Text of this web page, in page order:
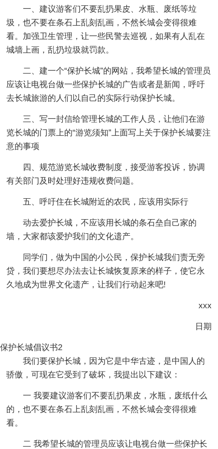
一、建议游客们不要乱扔果皮、水瓶、废纸等垃
圾，也不要在条石上乱刻乱画，不然长城会变得很难
看。加强卫生管理，让一些民警去巡视，如果有人乱在
城墙上画，乱扔垃圾就罚款。
二、建一个“保护长城”的网站，我希望长城的管理员
应该让电视台做一些保护长城的广告或者是新闻，呼吁
去长城旅游的人们以自己的实际行动保护长城。
三、写一封信给管理长城的工作人员，让他们在游
览长城的门票上的“游览须知”上面写上关于保护长城要注
意的事项
四、规范游览长城收费制度，接受游客投诉，协调
有关部门及时处理好违规收费问题。
五、呼吁住在长城附近的农民，应该用实际行
动去爱护长城，不应该用长城的条石垒自己家的
墙，大家都该爱护我们的文化遗产。
同学们，做为中国的小公民，保护长城我们责无旁
贷，我们要想尽办法去让长城恢复原来的样子，使它永
久地成为世界文化遗产，让我们行动起来吧!
xxx
日期
保护长城倡议书2
我们要保护长城，因为它是中华古迹，是中国人的
骄傲，可现在它受到了破坏，我提出以下建议：
一 我要建议游客们不要乱扔果皮，水瓶，废纸什么
的，也不要在条石上乱刻乱画，不然长城会变得很难
看。
二 我希望长城的管理员应该让电视台做一些保护长